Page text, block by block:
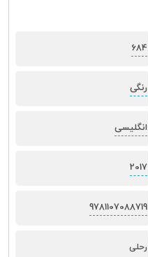
684
رنگی
انگلیسی
2017
9781107088719
رحلی